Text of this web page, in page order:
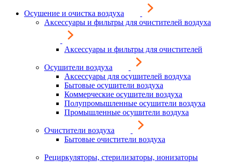
Осушение и очистка воздуха
Аксессуары и фильтры для очистителей воздуха
Аксессуары и фильтры для очистителей
Осушители воздуха
Аксессуары для осушителей воздуха
Бытовые осушители воздуха
Коммерческие осушители воздуха
Полупромышленные осушители воздуха
Промышленные осушители воздуха
Очистители воздуха
Бытовые очистители воздуха
Рециркуляторы, стерилизаторы, ионизаторы